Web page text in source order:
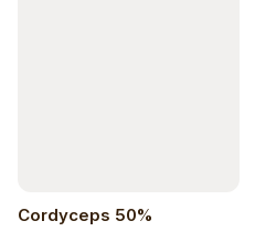
Cordyceps 50%